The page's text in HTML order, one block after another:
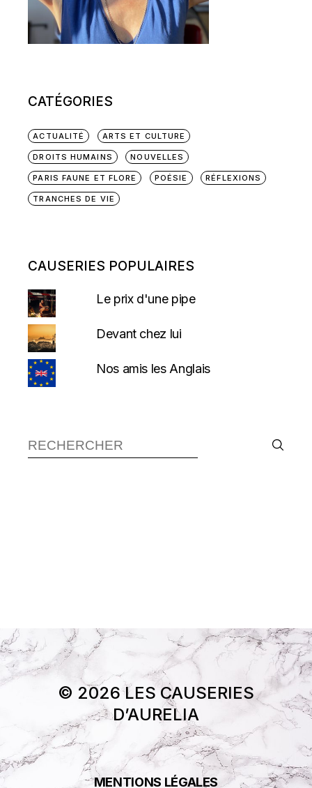
CATÉGORIES
ACTUALITÉ ARTS ET CULTURE
DROITS HUMAINS NOUVELLES
PARIS FAUNE ET FLORE POÉSIE RÉFLEXIONS
TRANCHES DE VIE
CAUSERIES POPULAIRES
Le prix d'une pipe
Devant chez lui
Nos amis les Anglais
Recherche :
© 2026 LES CAUSERIES
D’AURELIA
MENTIONS LÉGALES